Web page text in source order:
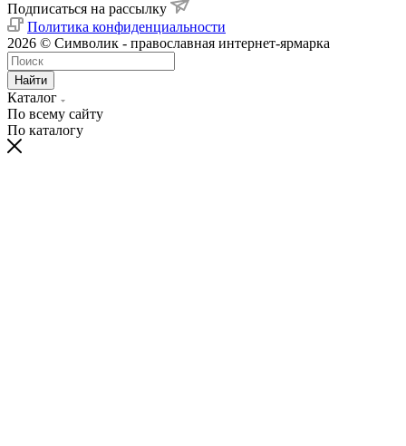
Подписаться на рассылку
Политика конфиденциальности
2026 © Символик - православная интернет-ярмарка
Найти
Каталог
По всему сайту
По каталогу